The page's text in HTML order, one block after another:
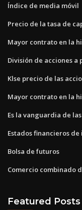
Índice de media móvil
Precio de la tasa de
Mayor contrato en la
División de acciones a
Klse precio de las
Mayor contrato en la
Es la vanguardia de
Estados financieros de
Bolsa de futuros
Comercio combinado
Featured Posts